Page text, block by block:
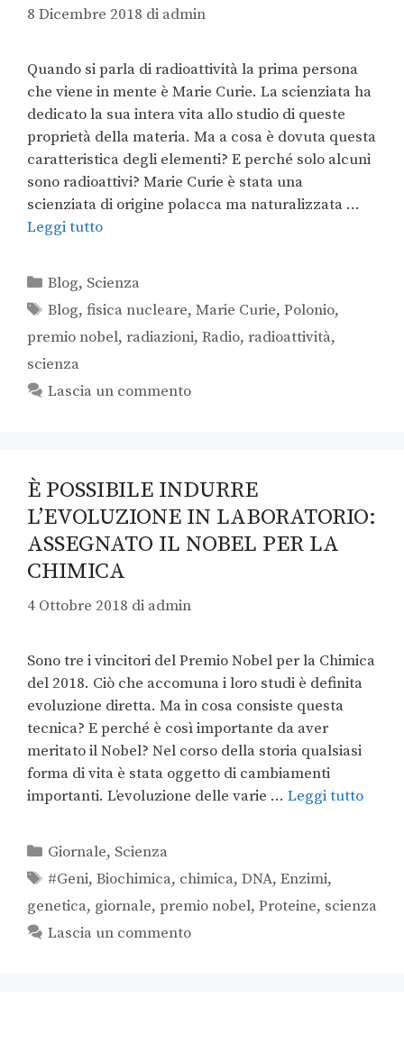
8 Dicembre 2018 di admin
Quando si parla di radioattività la prima persona
che viene in mente è Marie Curie. La scienziata ha
dedicato la sua intera vita allo studio di queste
proprietà della materia. Ma a cosa è dovuta questa
caratteristica degli elementi? E perché solo alcuni
sono radioattivi? Marie Curie è stata una
scienziata di origine polacca ma naturalizzata …
Leggi tutto
Blog, Scienza
Blog,fisica nucleare,Marie Curie,Polonio,
premio nobel, radiazioni, Radio, radioattività,
scienza
Lascia un commento
È POSSIBILE INDURRE
L’EVOLUZIONE IN LABORATORIO:
ASSEGNATO IL NOBEL PER LA
CHIMICA
4 Ottobre 2018 di admin
Sono tre i vincitori del Premio Nobel per la Chimica
del 2018. Ciò che accomuna i loro studi è definita
evoluzione diretta. Ma in cosa consiste questa
tecnica? E perché è così importante da aver
meritato il Nobel? Nel corso della storia qualsiasi
forma di vita è stata oggetto di cambiamenti
importanti. L’evoluzione delle varie … Leggi tutto
Giornale, Scienza
#Geni,Biochimica, chimica,DNA,Enzimi,
genetica, giornale, premio nobel, Proteine, scienza
Lascia un commento